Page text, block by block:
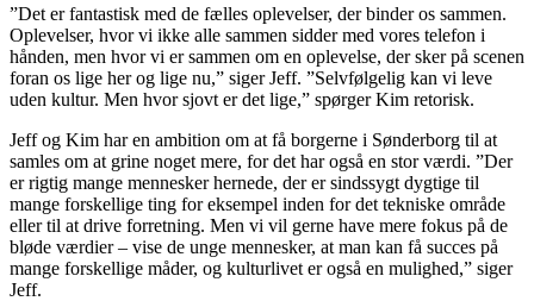
”Det er fantastisk med de fælles oplevelser, der binder os sammen.
Oplevelser, hvor vi ikke alle sammen sidder med vores telefon i
hånden, men hvor vi er sammen om en oplevelse, der sker på scenen
foran os lige her og lige nu,” siger Jeff. ”Selvfølgelig kan vi leve
uden kultur. Men hvor sjovt er det lige,” spørger Kim retorisk.
Jeff og Kim har en ambition om at få borgerne i Sønderborg til at
samles om at grine noget mere, for det har også en stor værdi. ”Der
er rigtig mange mennesker hernede, der er sindssygt dygtige til
mange forskellige ting for eksempel inden for det tekniske område
eller til at drive forretning. Men vi vil gerne have mere fokus på de
bløde værdier – vise de unge mennesker, at man kan få succes på
mange forskellige måder, og kulturlivet er også en mulighed,” siger
Jeff.